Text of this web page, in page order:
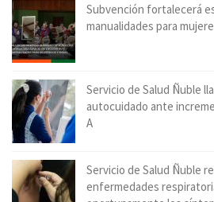
Subvención fortalecerá
manualidades para
Servicio de Salud Ñuble
autocuidado ante
A
Servicio de Salud Ñuble
enfermedades